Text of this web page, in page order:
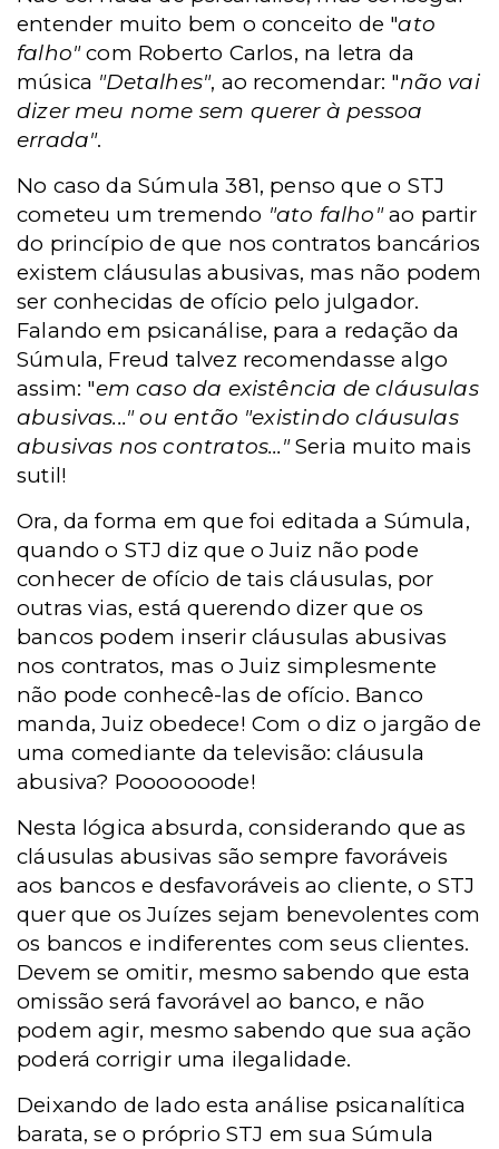
entender muito bem o conceito de "ato
falho"com Roberto Carlos, na letra da
música "Detalhes", ao recomendar: "não vai
dizer meu nome sem querer à pessoa
errada".
No caso da Súmula 381, penso que o STJ
cometeu um tremendo "ato falho"ao partir
do princípio de que nos contratos bancários
existem cláusulas abusivas, mas não podem
ser conhecidas de ofício pelo julgador.
Falando em psicanálise, para a redação da
Súmula, Freud talvez recomendasse algo
assim: "em caso da existência de cláusulas
abusivas..." ou então "existindo cláusulas
abusivas nos contratos..."Seria muito mais
sutil!
Ora, da forma em que foi editada a Súmula,
quando o STJ diz que o Juiz não pode
conhecer de ofício de tais cláusulas, por
outras vias, está querendo dizer que os
bancos podem inserir cláusulas abusivas
nos contratos, mas o Juiz simplesmente
não pode conhecê-las de ofício. Banco
manda, Juiz obedece! Com o diz o jargão de
uma comediante da televisão: cláusula
abusiva? Pooooooode!
Nesta lógica absurda, considerando que as
cláusulas abusivas são sempre favoráveis
aos bancos e desfavoráveis ao cliente, o STJ
quer que os Juízes sejam benevolentes com
os bancos e indiferentes com seus clientes.
Devem se omitir, mesmo sabendo que esta
omissão será favorável ao banco, e não
podem agir, mesmo sabendo que sua ação
poderá corrigir uma ilegalidade.
Deixando de lado esta análise psicanalítica
barata, se o próprio STJ em sua Súmula